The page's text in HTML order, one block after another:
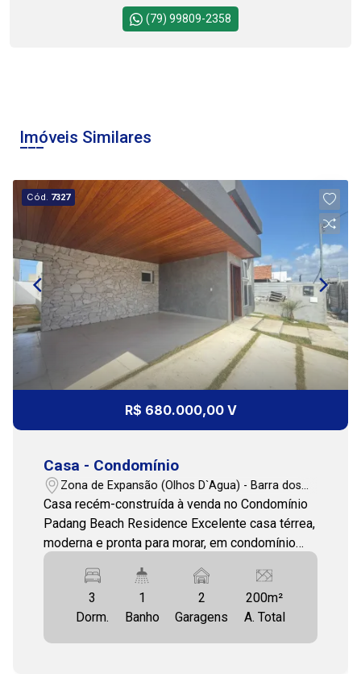
10:00
12:00
13:00
14:00
15:00
16:00
17:00
Continuar
(79) 99809-2358
Imóveis Similares
Cód. 7327
R$ 680.000,00 V
Casa - Condomínio
Zona de Expansão (Olhos D`Agua) - Barra dos
Coqueiros/SE
Casa recém-construída à venda no Condomínio
Padang Beach Residence Excelente casa térrea,
moderna e pronta para morar, em condomínio
fechado com ótima valorização. O imóvel está
situado em terreno de 200 m², com 120,48 m²
de área construída, oferecendo conforto,
funcionalidade e ambientes integrados.
Características da casa: 3 quartos, sendo 1 suíte
3
Dorm.
1
Banho
2
Garagens
200m²
A. Total